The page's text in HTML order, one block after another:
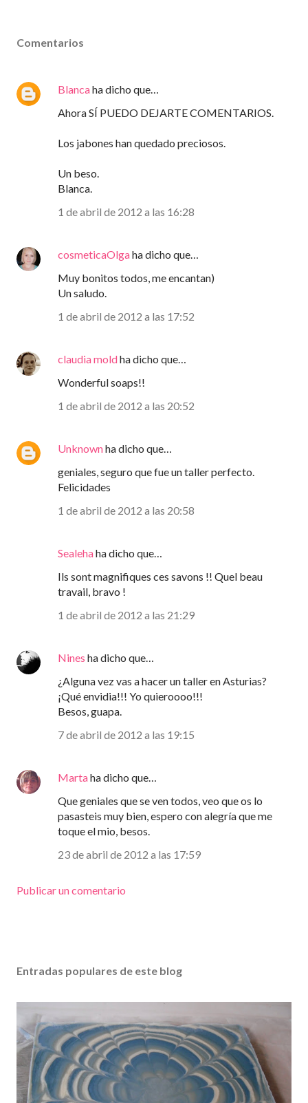
Comentarios
Blancaha dicho que…
Ahora SÍ PUEDO DEJARTE COMENTARIOS.
Los jabones han quedado preciosos.
Un beso.
Blanca.
1 de abril de 2012 a las 16:28
cosmeticaOlgaha dicho que…
Muy bonitos todos, me encantan)
Un saludo.
1 de abril de 2012 a las 17:52
claudia moldha dicho que…
Wonderful soaps!!
1 de abril de 2012 a las 20:52
Unknownha dicho que…
geniales, seguro que fue un taller perfecto.
Felicidades
1 de abril de 2012 a las 20:58
Sealehaha dicho que…
Ils sont magnifiques ces savons !! Quel beau
travail, bravo !
1 de abril de 2012 a las 21:29
Nines ha dicho que…
¿Alguna vez vas a hacer un taller en Asturias?
¡Qué envidia!!! Yo quieroooo!!!
Besos, guapa.
7 de abril de 2012 a las 19:15
Martaha dicho que…
Que geniales que se ven todos, veo que os lo
pasasteis muy bien, espero con alegría que me
toque el mio, besos.
23 de abril de 2012 a las 17:59
Publicar un comentario
Entradas populares de este blog